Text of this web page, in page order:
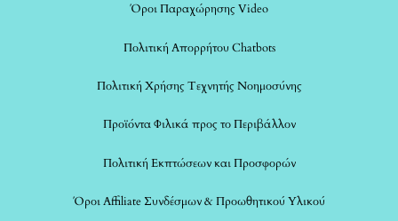
Όροι Παραχώρησης Video
Πολιτική Απορρήτου Chatbots
Πολιτική Χρήσης Τεχνητής Νοημοσύνης
Προϊόντα Φιλικά προς το Περιβάλλον
Πολιτική Εκπτώσεων και Προσφορών
Όροι Affiliate Συνδέσμων & Προωθητικού Υλικού